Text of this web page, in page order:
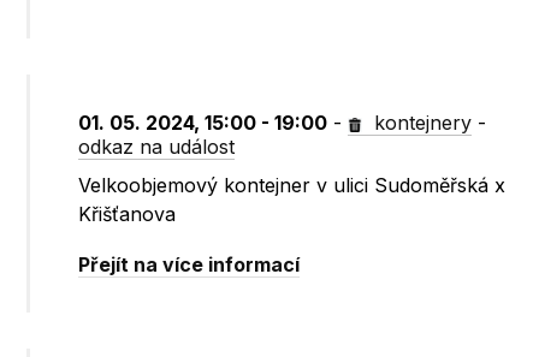
01. 05. 2024, 15:00 - 19:00 - kontejnery -
odkaz na událost
Velkoobjemový kontejner v ulici Sudoměřská x
Křišťanova
Přejít na více informací